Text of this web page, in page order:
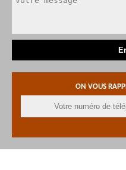
ON VOUS